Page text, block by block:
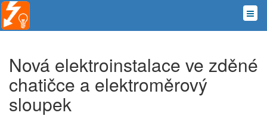
Nová elektroinstalace ve zděné
chatičce a elektroměrový
sloupek